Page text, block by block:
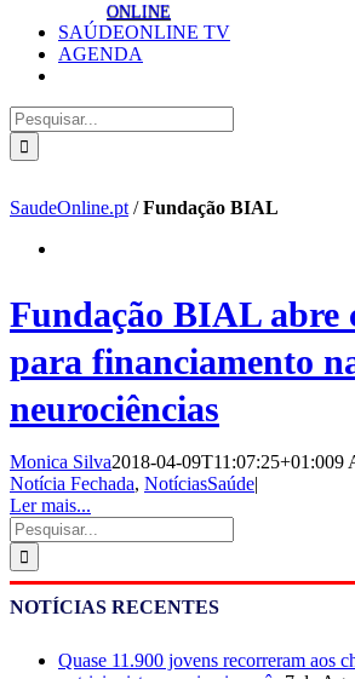
ONLINE
SAÚDEONLINE TV
AGENDA
Pesquisar
SaudeOnline.pt /Fundação BIAL
Fundação BIAL abre
para financiamento
neurociências
Monica Silva2018-04-09T11:07:25+01:009
Notícia Fechada, NotíciasSaúde|
Ler mais...
Pesquisar
NOTÍCIAS RECENTES
Quase 11.900 jovens recorreram aos